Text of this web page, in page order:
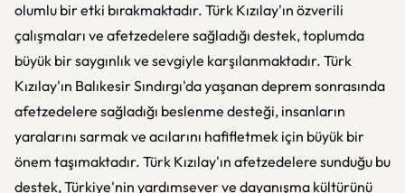
olumlu bir etki bırakmaktadır. Türk Kızılay'ın özverili
çalışmaları ve afetzedelere sağladığı destek, toplumda
büyük bir saygınlık ve sevgiyle karşılanmaktadır. Türk
Kızılay'ın Balıkesir Sındırgı'da yaşanan deprem sonrasında
afetzedelere sağladığı beslenme desteği, insanların
yaralarını sarmak ve acılarını hafifletmek için büyük bir
önem taşımaktadır. Türk Kızılay'ın afetzedelere sunduğu bu
destek, Türkiye'nin yardımsever ve dayanışma kültürünü